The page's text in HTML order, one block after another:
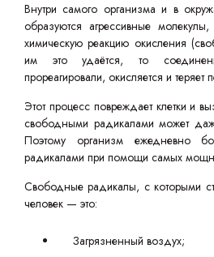
Внутри самого организма и в
образуются агрессивные
химическую реакцию окисления
им это удаётся, то
прореагировали, окисляется и теряет
Этот процесс повреждает клетки и
свободными радикалами может
Поэтому организм ежедневно
радикалами при помощи самых
Свободные радикалы, с которыми
человек — это:
Загрязненный воздух;